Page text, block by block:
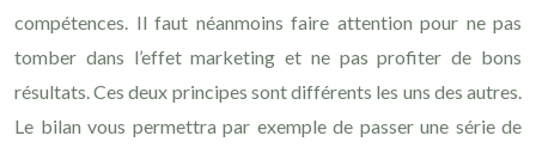
compétences. Il faut néanmoins faire attention pour ne pas
tomber dans l’effet marketing et ne pas profiter de bons
résultats. Ces deux principes sont différents les uns des autres.
Le bilan vous permettra par exemple de passer une série de